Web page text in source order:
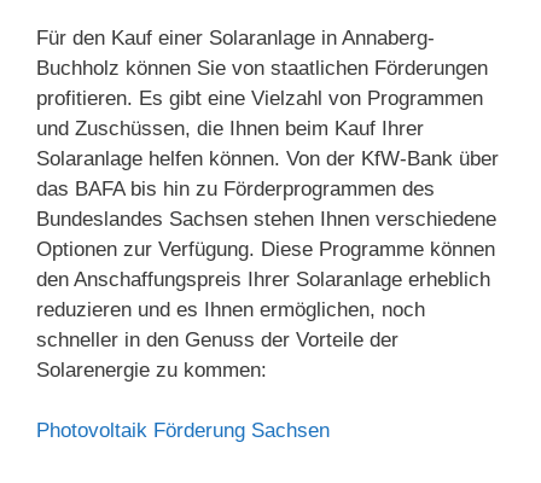
Für den Kauf einer Solaranlage in Annaberg-
Buchholz können Sie von staatlichen Förderungen
profitieren. Es gibt eine Vielzahl von Programmen
und Zuschüssen, die Ihnen beim Kauf Ihrer
Solaranlage helfen können. Von der KfW-Bank über
das BAFA bis hin zu Förderprogrammen des
Bundeslandes Sachsen stehen Ihnen verschiedene
Optionen zur Verfügung. Diese Programme können
den Anschaffungspreis Ihrer Solaranlage erheblich
reduzieren und es Ihnen ermöglichen, noch
schneller in den Genuss der Vorteile der
Solarenergie zu kommen:
Photovoltaik Förderung Sachsen